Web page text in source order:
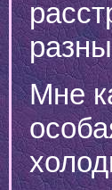
Мне